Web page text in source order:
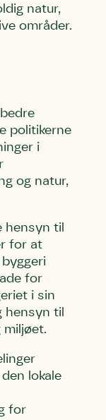
natur,
områder.
politikerne
i
og natur,
hensyn til
for at
for
i sin
hensyn til
miljøet.
lokale
for